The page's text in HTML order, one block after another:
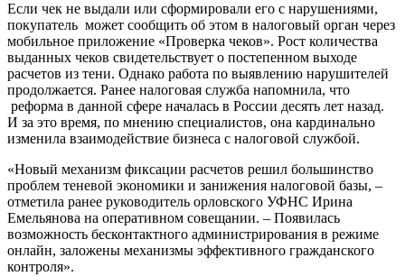
Если чек не выдали или сформировали его с нарушениями,
покупатель может сообщить об этом в налоговый орган через
мобильное приложение «Проверка чеков». Рост количества
выданных чеков свидетельствует о постепенном выходе
расчетов из тени. Однако работа по выявлению нарушителей
продолжается. Ранее налоговая служба напомнила, что
реформа в данной сфере началась в России десять лет назад.
И за это время, по мнению специалистов, она кардинально
изменила взаимодействие бизнеса с налоговой службой.
«Новый механизм фиксации расчетов решил большинство
проблем теневой экономики и занижения налоговой базы, –
отметила ранее руководитель орловского УФНС Ирина
Емельянова на оперативном совещании. – Появилась
возможность бесконтактного администрирования в режиме
онлайн, заложены механизмы эффективного гражданского
контроля».